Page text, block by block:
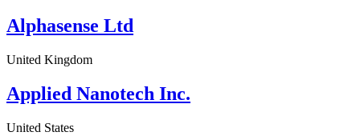
Alphasense Ltd
United Kingdom
Applied Nanotech Inc.
United States